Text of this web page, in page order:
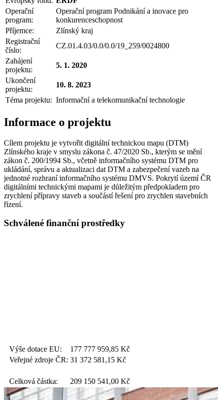
Operační
program:
Operační program Podnikání a inovace pro
konkurenceschopnost
Příjemce:
Zlínský kraj
Registrační
číslo:
CZ.01.4.03/0.0/0.0/19_259/0024800
Zahájení
projektu:
5. 1. 2020
Ukončení
projektu:
10. 8. 2023
Téma projektu: Informační a telekomunikační technologie
Informace o projektu
Cílem projektu je vytvořit digitální technickou mapu (DTM)
Zlínského kraje v smyslu zákona č. 47/2020 Sb., kterým se mění
zákon č. 200/1994 Sb., včetně informačního systému DTM pro
ukládání, správu a aktualizaci dat DTM a zabezpečení vazeb na
jednotné rozhraní informačního systému DMVS. Pokrytí území ČR
digitálními technickými mapami je důležitým předpokladem pro
zrychlení přípravy staveb a součástí řešení pro zrychlen stavebních
řízení.
Schválené finanční prostředky
Výše dotace EU: 177 777 959,85 Kč
Veřejné zdroje ČR: 31 372 581,15 Kč
Celková částka: 209 150 541,00 Kč